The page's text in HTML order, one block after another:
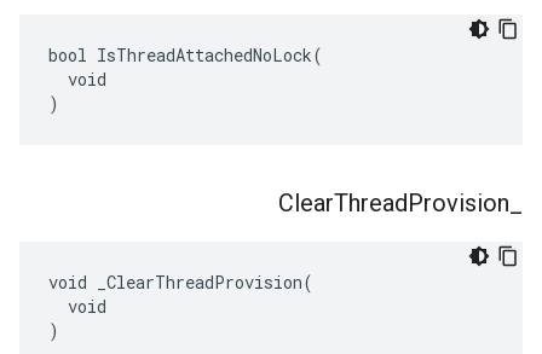
bool IsThreadAttachedNoLock(
  void
)
ClearThreadProvision
void _ClearThreadProvision(
  void
)